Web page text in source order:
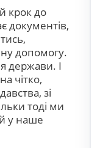
крок до
документів,
допомогу.
держави. І
чітко,
зі
тоді ми
у наше